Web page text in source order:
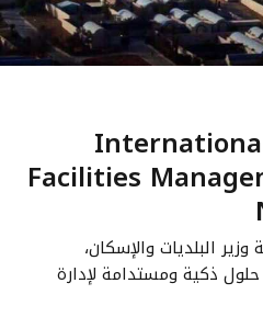
Facilities
البلديات والإسكان،
ذكية ومستدامة لإدارة